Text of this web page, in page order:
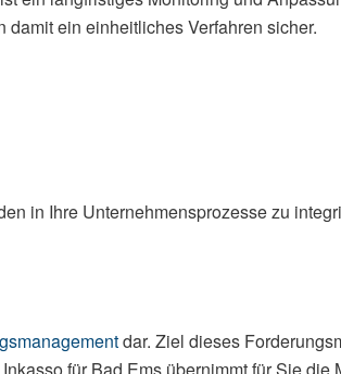
ein einheitliches Verfahren sicher.
in Ihre Unternehmensprozesse zu
dar. Ziel dieses